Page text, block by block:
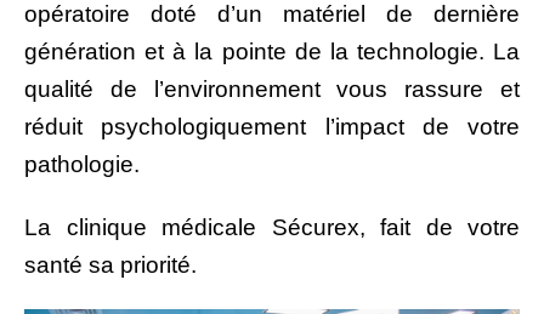
opératoire doté d’un matériel de dernière
génération et à la pointe de la technologie. La
qualité de l’environnement vous rassure et
réduit psychologiquement l’impact de votre
pathologie.
La clinique médicale Sécurex, fait de votre
santé sa priorité.